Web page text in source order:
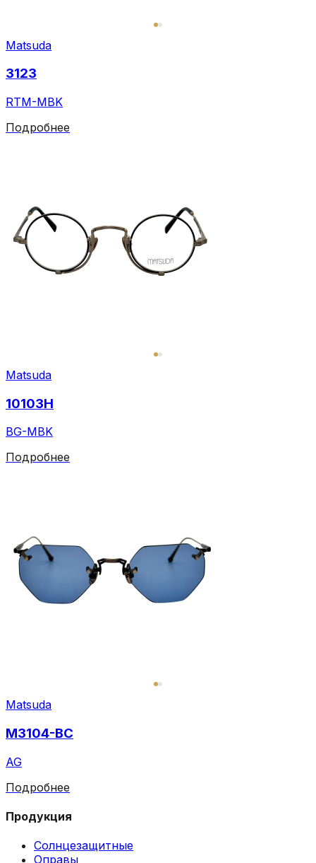
Matsuda
3123
RTM-MBK
Подробнее
Matsuda
10103H
BG-MBK
Подробнее
Matsuda
M3104-BC
AG
Подробнее
Продукция
Солнцезащитные
Оправы